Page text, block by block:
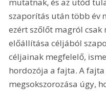
szaporítás után több év
ezért szőlőt magról
előállítása céljából
céljainak megfelelő,
hordozója a fajta. A fajta
megsokszorozása úgy,